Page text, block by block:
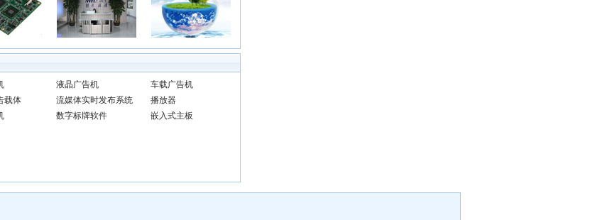
液晶广告机
车载广告机
载体 流媒体实时发布系统
播放器
数字标牌软件
嵌入式主板